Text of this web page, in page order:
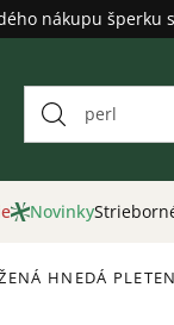
nákupu šperku
Novinky
HNEDÁ